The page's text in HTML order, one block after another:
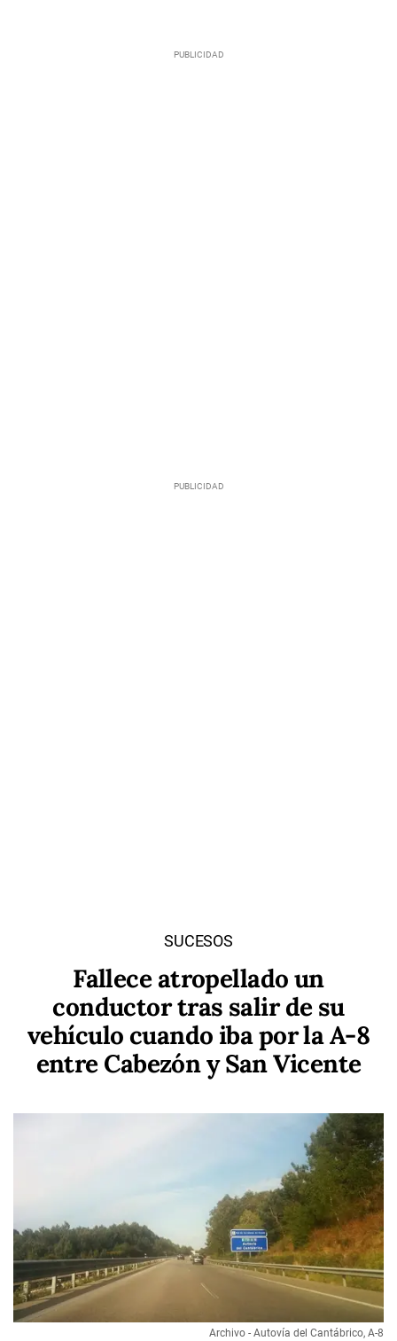
SUCESOS
Fallece atropellado un
conductor tras salir de su
vehículo cuando iba por la A-8
entre Cabezón y San Vicente
Archivo - Autovía del Cantábrico, A-8